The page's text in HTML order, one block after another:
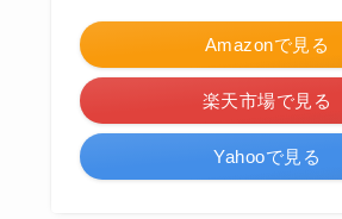
Amazonで見る
楽天市場で見る
Yahooで見る